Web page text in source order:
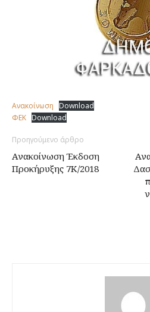
Ανακοίνωση Download
ΦΕΚ Download
Προηγούμενο άρθρο
Ανακοίνωση Έκδοση
Προκήρυξης 7Κ/2018